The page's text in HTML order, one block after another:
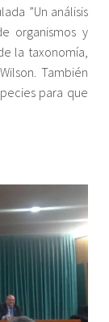
”Un análisis
organismos y
la taxonomía,
También
para que